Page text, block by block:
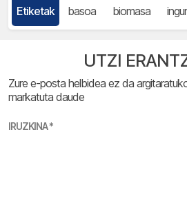
Etiketak basoa biomasa
UTZI
Zure e-posta helbidea ez da
markatuta daude
IRUZKINA*